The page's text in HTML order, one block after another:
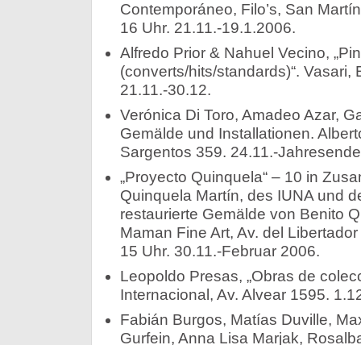
Contemporáneo, Filo’s, San
16 Uhr. 21.11.-19.1.2006.
Alfredo Prior & Nahuel Vecino,
(converts/hits/standards)“. Vasari,
21.11.-30.12.
Verónica Di Toro, Amadeo Azar,
Gemälde und Installationen.
Sargentos 359. 24.11.-
„Proyecto Quinquela“ – 10 in
Quinquela Martín, des IUNA und
restaurierte Gemälde von Benito
Maman Fine Art, Av. del
15 Uhr. 30.11.-Februar 2006.
Leopoldo Presas, „Obras de
Internacional, Av. Alvear 1595.
Fabián Burgos, Matías Duville,
Gurfein, Anna Lisa Marjak,